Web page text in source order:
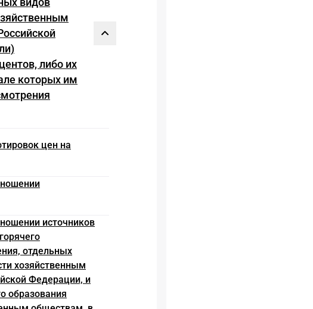
либо их
которых им
цен на
источников
отдельных
хозяйственным
Федерации, и
образования